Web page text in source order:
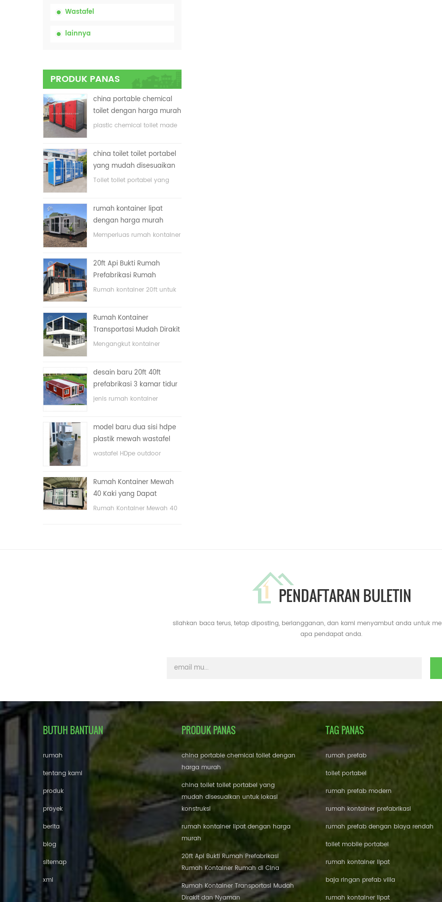
Wastafel
lainnya
PRODUK PANAS
china portable chemical
toilet dengan harga murah
plastic chemical toilet made
china toilet toilet portabel
yang mudah disesuaikan
untuk lokasi konstruksi
Toilet toilet portabel yang
rumah kontainer lipat
dengan harga murah
Memperluas rumah kontainer
20ft Api Bukti Rumah
Prefabrikasi Rumah
Kontainer Rumah di Cina
Rumah kontainer 20ft untuk
Rumah Kontainer
Transportasi Mudah Dirakit
dan Nyaman
Mengangkut kontainer
desain baru 20ft 40ft
prefabrikasi 3 kamar tidur
rumah kontainer kecil
jenis rumah kontainer
kamar tidur, satu kamar
mandi dan dengan sistem
listrik.
model baru dua sisi hdpe
plastik mewah wastafel
kamar mandi umum
wastafel HDpe outdoor
nbsp;
Rumah Kontainer Mewah
40 Kaki yang Dapat
Diperluas Dengan Tiga
Rumah Kontainer Mewah 40
PENDAFTARAN BULETIN
silahkan baca terus, tetap diposting, berlangganan, dan kami menyambut anda untuk
apa pendapat anda.
BUTUH BANTUAN
rumah
tentang kami
produk
proyek
berita
blog
sitemap
xml
PRODUK PANAS
china portable chemical toilet dengan
harga murah
china toilet toilet portabel yang
mudah disesuaikan untuk lokasi
konstruksi
rumah kontainer lipat dengan harga
murah
20ft Api Bukti Rumah Prefabrikasi
Rumah Kontainer Rumah di Cina
Rumah Kontainer Transportasi Mudah
Dirakit dan Nyaman
TAG PANAS
rumah prefab
toilet portabel
rumah prefab modern
rumah kontainer prefabrikasi
rumah prefab dengan biaya rendah
toilet mobile portabel
rumah kontainer lipat
baja ringan prefab villa
rumah kontainer lipat